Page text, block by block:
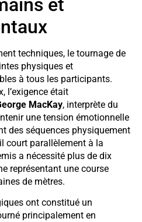
et
techniques, le tournage de
physiques et
à tous les participants.
l’exigence était
MacKay, interprète du
une tension émotionnelle
des séquences physiquement
court parallèlement à la
a nécessité plus de dix
représentant une course
de mètres.
ont constitué un
principalement en